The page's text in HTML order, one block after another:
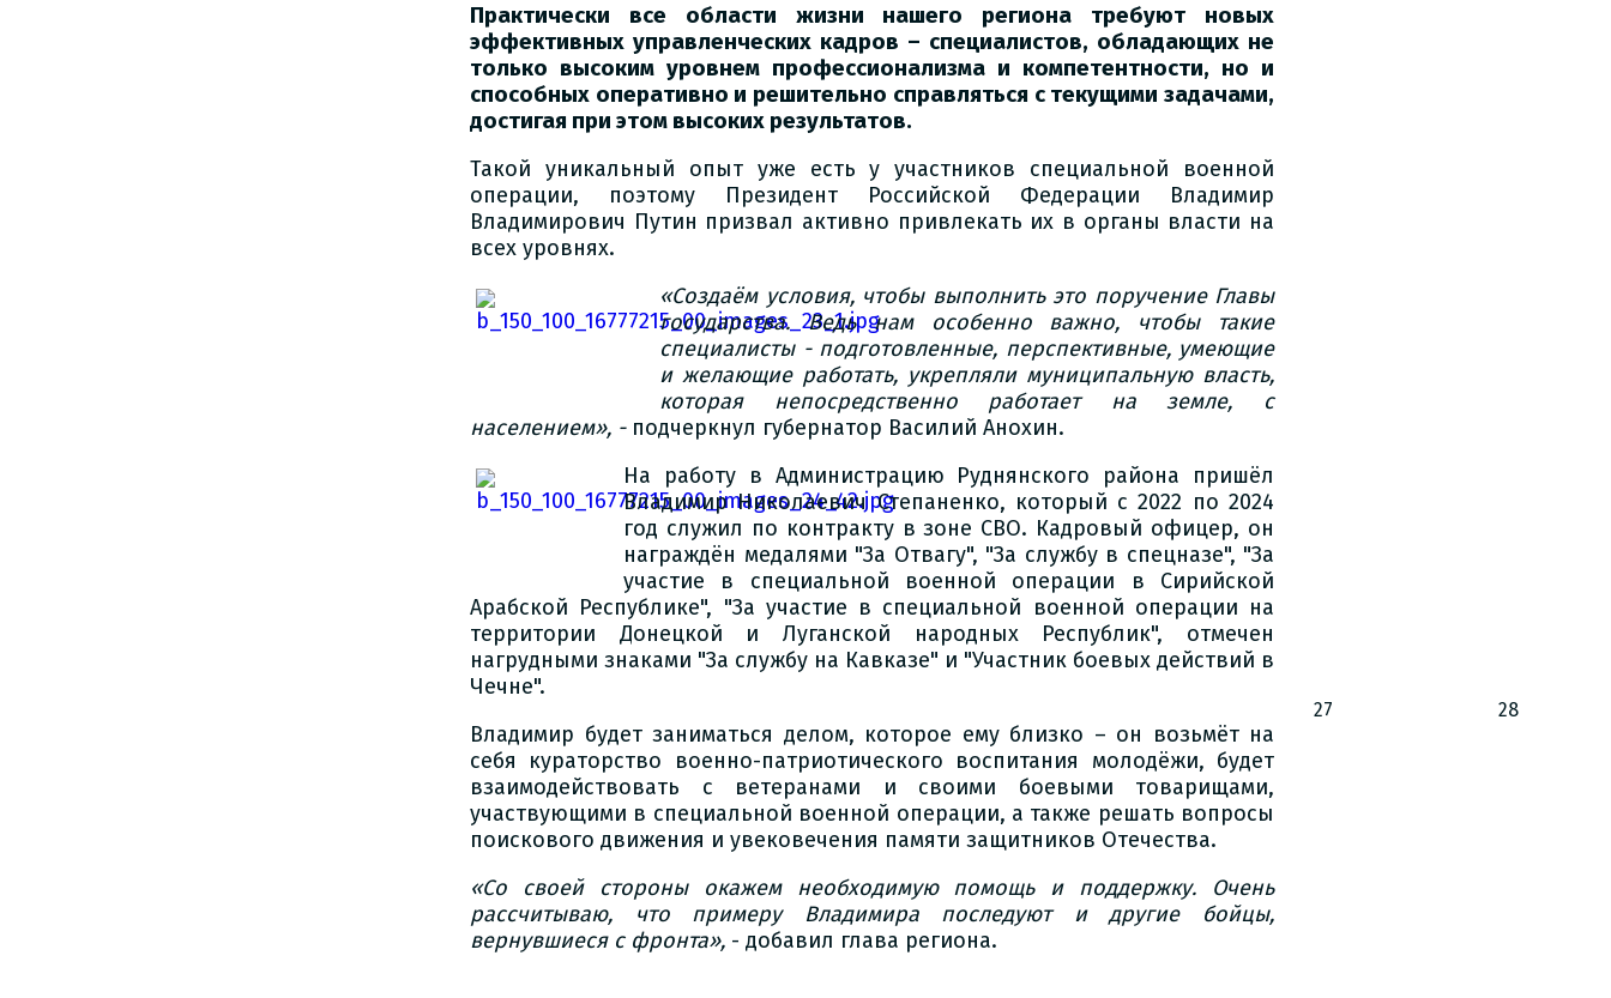
Практически все области жизни нашего региона требуют новых
эффективных управленческих кадров – специалистов, обладающих не
только высоким уровнем профессионализма и компетентности, но и
способных оперативно и решительно справляться с текущими задачами,
достигая при этом высоких результатов.
Такой уникальный опыт уже есть у участников специальной военной
операции, поэтому Президент Российской Федерации Владимир
Владимирович Путин призвал активно привлекать их в органы власти на
всех уровнях.
«Создаём условия, чтобы выполнить это поручение Главы
государства. Ведь нам особенно важно, чтобы такие
специалисты - подготовленные, перспективные, умеющие
и желающие работать, укрепляли муниципальную власть,
которая непосредственно работает на земле, с
населением», - подчеркнул губернатор Василий Анохин.
На работу в Администрацию Руднянского района пришёл
Владимир Николаевич Степаненко, который с 2022 по 2024
год служил по контракту в зоне СВО. Кадровый офицер, он
награждён медалями "За Отвагу", "За службу в спецназе", "За
участие в специальной военной операции в Сирийской
Арабской Республике", "За участие в специальной военной операции на
территории Донецкой и Луганской народных Республик", отмечен
нагрудными знаками "За службу на Кавказе" и "Участник боевых действий в
Чечне".
Владимир будет заниматься делом, которое ему близко – он возьмёт на
себя кураторство военно-патриотического воспитания молодёжи, будет
взаимодействовать с ветеранами и своими боевыми товарищами,
участвующими в специальной военной операции, а также решать вопросы
поискового движения и увековечения памяти защитников Отечества.
«Со своей стороны окажем необходимую помощь и поддержку. Очень
рассчитываю, что примеру Владимира последуют и другие бойцы,
вернувшиеся с фронта», - добавил глава региона.
27 28